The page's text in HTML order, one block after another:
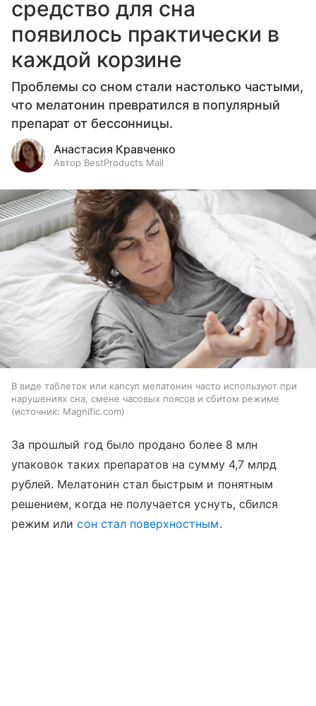
средство для сна
появилось практически в
каждой корзине
Проблемы со сном стали настолько частыми,
что мелатонин превратился в популярный
препарат от бессонницы.
Анастасия Кравченко
Автор BestProducts Mail
В виде таблеток или капсул мелатонин часто используют при
нарушениях сна, смене часовых поясов и сбитом режиме
источник: Magnific.com
За прошлый год было продано более 8 млн
упаковок таких препаратов на сумму 4,7 млрд
рублей. Мелатонин стал быстрым и понятным
решением, когда не получается уснуть, сбился
режим илисон стал поверхностным.